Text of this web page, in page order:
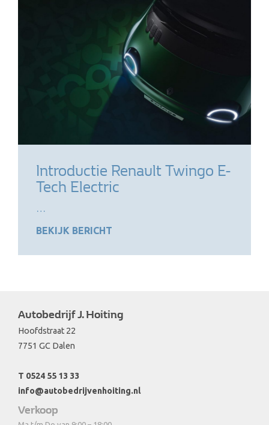
Introductie Renault Twingo E-
Tech Electric
…
BEKIJK BERICHT
Autobedrijf J. Hoiting
Hoofdstraat 22
7751 GC Dalen
T 0524 55 13 33
info@autobedrijvenhoiting.nl
Verkoop